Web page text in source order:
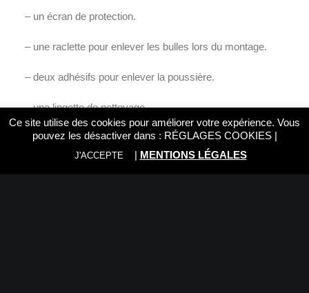
– un écran de protection.
– une raclette pour enlever les bulles lors du montage.
– deux adhésifs pour enlever la poussière.
– une lingette de nettoyage.
– un tissu microfibre.
Ce site utilise des cookies pour améliorer votre expérience. Vous
pouvez les désactiver dans : RÉGLAGES COOKIES|
J'ACCEPTE | MENTIONS LÉGALES